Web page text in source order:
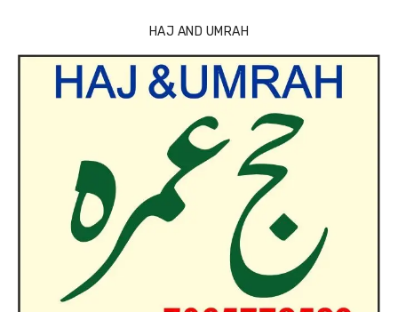
HAJ AND UMRAH